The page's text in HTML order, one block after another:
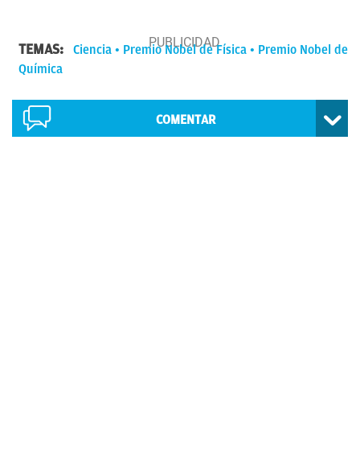
TEMAS: Ciencia Premio Nobel de Física
Premio Nobel de
Química
COMENTAR